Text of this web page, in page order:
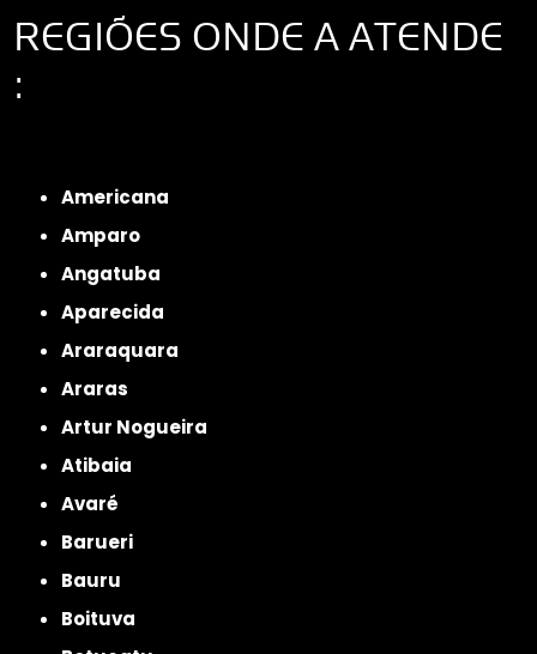
REGIÕES ONDE A ATENDE
:
Americana
Amparo
Angatuba
Aparecida
Araraquara
Araras
Artur Nogueira
Atibaia
Avaré
Barueri
Bauru
Boituva